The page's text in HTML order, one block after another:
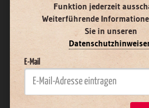
Funktion jederzeit
Weiterführende
Sie in unseren
E-Mail